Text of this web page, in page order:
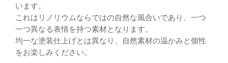
います。
これはリノリウムならではの自然な風合いであり、一つ
一つ異なる表情を持つ素材となります。
均一な塗装仕上げとは異なり、自然素材の温かみと個性
をお楽しみください。